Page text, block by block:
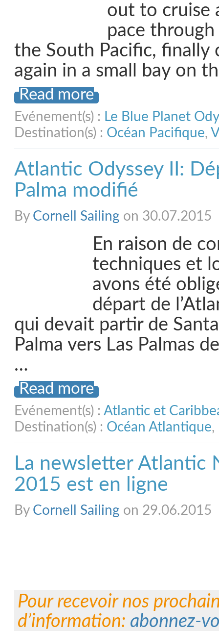
out to cruise
pace
the South Pacific, finally
again in a small bay on
Read more
Evénement(s) : Le Blue Planet
Destination(s) : Océan Pacifique,
Atlantic Odyssey II:
Palma modifié
By Cornell Sailing on 30.07.2015
En raison de
techniques et
avons été
départ de
qui devait partir de
Palma vers Las Palmas
…
Read more
Evénement(s) : Atlantic et
Destination(s) : Océan Atlantique,
La newsletter Atlantic
2015 est en ligne
By Cornell Sailing on 29.06.2015
Pour recevoir nos
d’information: abonnez-